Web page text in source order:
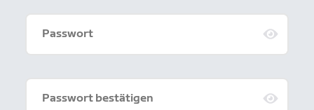
Passwort
Passwort bestätigen